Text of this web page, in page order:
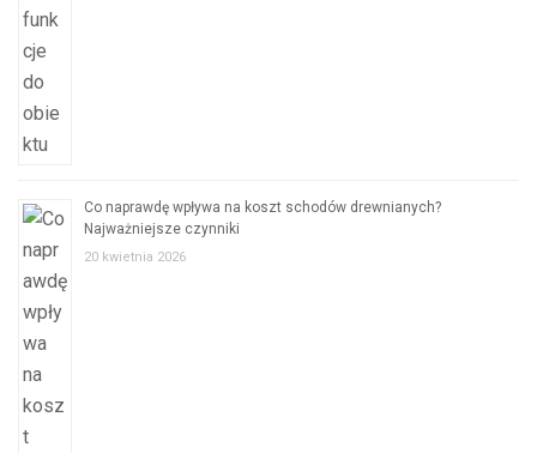
Co naprawdę wpływa na koszt schodów drewnianych?
Najważniejsze czynniki
20 kwietnia 2026